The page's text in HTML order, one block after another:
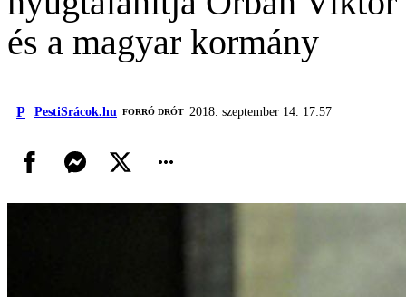
és a magyar kormány
P PestiSrácok.hu FORRÓ DRÓT 2018. szeptember 14. 17:57